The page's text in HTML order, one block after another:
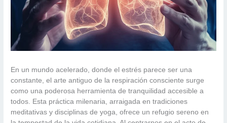
En un mundo acelerado, donde el estrés parece ser una
constante, el arte antiguo de la respiración consciente surge
como una poderosa herramienta de tranquilidad accesible a
todos. Esta práctica milenaria, arraigada en tradiciones
meditativas y disciplinas de yoga, ofrece un refugio sereno en